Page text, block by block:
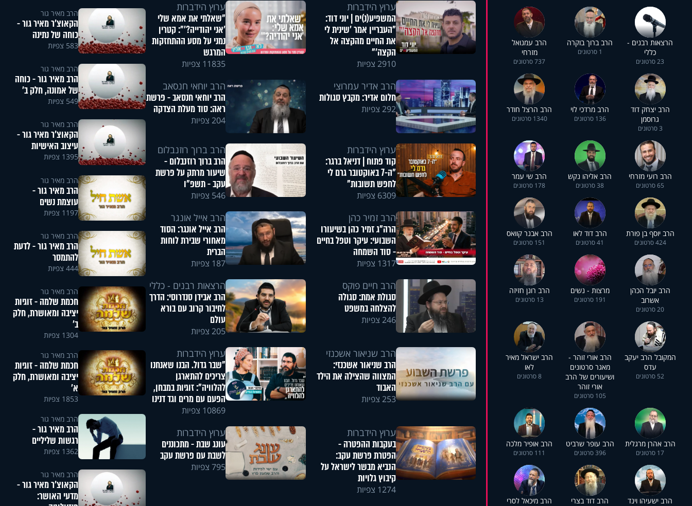
הרצאות רבנים -
כללי
23 סרטונים
הרב ברוך בוקרה
1 סרטונים
הרב עמנואל
מזרחי
737 סרטונים
הרב יצחק דוד
גרוסמן
3 סרטונים
הרב מרדכי לוי
136 סרטונים
הרב הרצל חודר
1340 סרטונים
הרב רועי מזרחי
65 סרטונים
הרב אליהו נקש
38 סרטונים
הרב שי עמר
178 סרטונים
הרב יוסף בן פורת
424 סרטונים
הרב דוד לאו
41 סרטונים
הרב אבנר קוואס
151 סרטונים
הרב יובל הכהן
אשרוב
20 סרטונים
מרצות - נשים
191 סרטונים
הרב רונן חזיזה
13 סרטונים
המקובל הרב יעקב
עדס
52 סרטונים
הרב אורי זוהר -
מאגר סרטונים
ושיעורים של הרב
אורי זוהר
105 סרטונים
הרב ישראל מאיר
לאו
8 סרטונים
הרב אהרן מרגלית
17 סרטונים
הרב עופר שרביט
396 סרטונים
הרב אופיר מלכה
111 סרטונים
הרב ישעיהו וינד הרב דוד בצרי הרב מיכאל לסרי
ערוץ הידברות
המשפיע(נ)ים | יוני דוד:
"העבריין אמר 'שינית לי
את החיים מהקצה אל
הקצה'"
2910 צפיות
ערוץ הידברות
"שאלתי את אמא שלי
'אני יהודייה?'": קטרין
נמני על מסע ההתחזקות
המרגש
11835 צפיות
הרב אדיר עמרוצי
חלום אדיר: מקבץ סגולות
292 צפיות
הרב יוחאי חנסאב
הרב יוחאי חנסאב - פרשת
ראה: סוד מעלת הצדקה
204 צפיות
ערוץ הידברות
קוד פתוח | דניאל ברגר:
"ה-7 באוקטובר גרם לי
לחפש תשובות"
6309 צפיות
הרב ברוך רוזנבלום
הרב ברוך רוזנבלום -
שיעור מרתק על פרשת
עקב - תשפ"ו
546 צפיות
הרב זמיר כהן
הרה"ג זמיר כהן בשיעורו
השבועי: עיקר וטפל בחיים
- סוד השמחה
1317 צפיות
הרב אייל אונגר
הרב אייל אונגר: הסוד
מאחורי שבירת לוחות
הברית
187 צפיות
הרב חיים פוקס
סגולת אמת: סגולה
להצלחה במשפט
246 צפיות
הרצאות רבנים - כללי
הרב אבידן סנדרוסי: הדרך
לחיבור קרוב עם בורא
עולם
205 צפיות
הרב שניאור אשכנזי
הרב שניאור אשכנזי:
המצווה שהצילה את הילד
האבוד
253 צפיות
ערוץ הידברות
"שבר גדול. הבנו שאנחנו
צריכים להתארגן
להלוויה": זוגיות במבחן,
הפעם עם מרים וגד דנינו
10869 צפיות
ערוץ הידברות
בעקבות ההפטרה -
הפטרת פרשת עקב:
הנביא מבשר לישראל על
קיבוץ גלויות
1274 צפיות
ערוץ הידברות
עונג שבת - מתכוננים
לשבת עם פרשת עקב
795 צפיות
הרב מאיר גור
הקאוצ'ר מאיר גור -
כוחה של נתינה
583 צפיות
הרב מאיר גור
הרב מאיר גור - כוחה
של אמונה, חלק ב'
549 צפיות
הרב מאיר גור
הקאוצ'ר מאיר גור -
עיצוב האישיות
1395 צפיות
הרב מאיר גור
הרב מאיר גור -
עוצמת נשים
1197 צפיות
הרב מאיר גור
הרב מאיר גור - לדעת
להתמסר
444 צפיות
הרב מאיר גור
חכמת שלמה - זוגיות
יציבה ומאושרת, חלק
ב’
1304 צפיות
הרב מאיר גור
חכמת שלמה - זוגיות
יציבה ומאושרת, חלק
א’
1853 צפיות
הרב מאיר גור
הרב מאיר גור -
רגשות שליליים
1362 צפיות
הרב מאיר גור
הקאוצ'ר מאיר גור -
מדעי האושר: